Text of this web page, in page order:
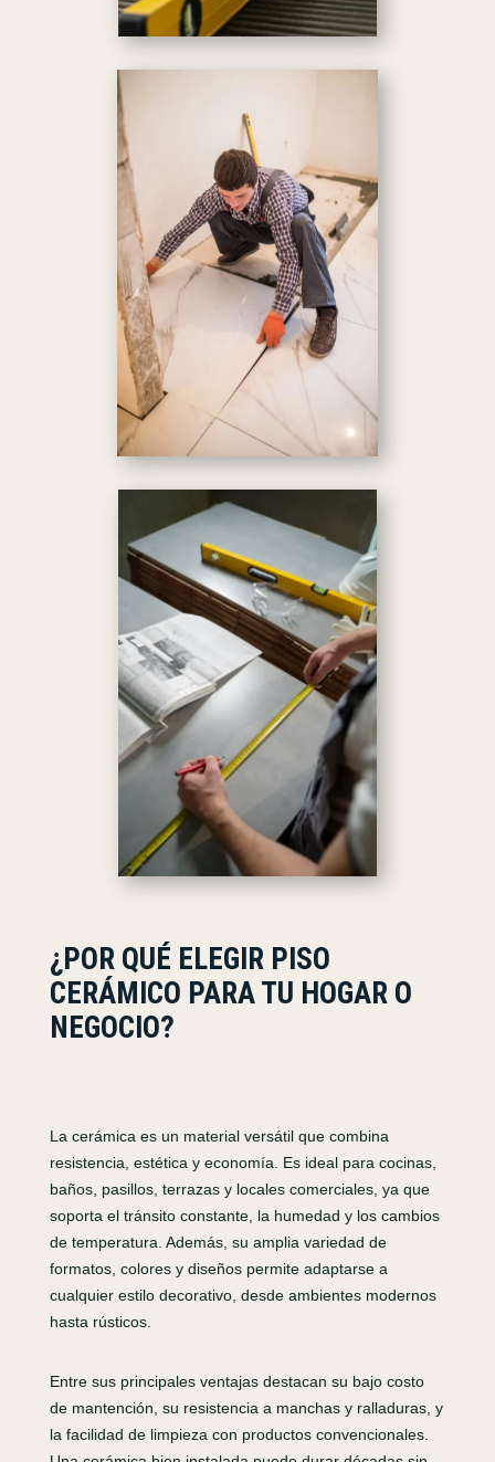
¿POR QUÉ ELEGIR PISO
CERÁMICO PARA TU HOGAR O
NEGOCIO?
La cerámica es un material versátil que combina
resistencia, estética y economía. Es ideal para cocinas,
baños, pasillos, terrazas y locales comerciales, ya que
soporta el tránsito constante, la humedad y los cambios
de temperatura. Además, su amplia variedad de
formatos, colores y diseños permite adaptarse a
cualquier estilo decorativo, desde ambientes modernos
hasta rústicos.
Entre sus principales ventajas destacan su bajo costo
de mantención, su resistencia a manchas y ralladuras, y
la facilidad de limpieza con productos convencionales.